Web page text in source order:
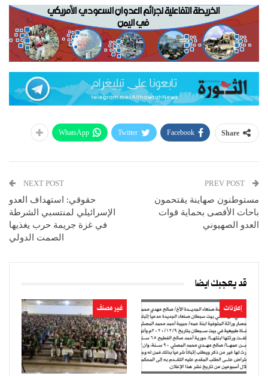
Share
Facebook
Twitter
WhatsApp
مستوطنون صهاينة يقتحمون
باحات الأقصى بحماية قوات
العدو الصهيوني
NEXT POST
حقوقي: استهداف العدو
الإسرائيلي لمنتسبي الشرطة
في غزة جريمة حرب يغذيها
الصمت الدولي
قد يعجبك ايضا
إعلانات غير مصنف